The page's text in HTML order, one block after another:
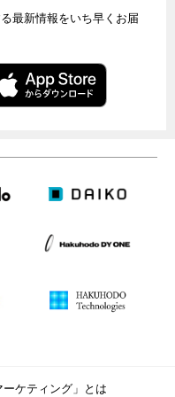
最新情報をいち早くお届
ーケティング」とは